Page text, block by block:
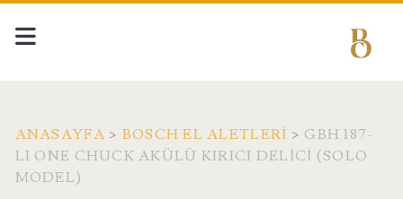
ANASAYFA > BOSCH EL ALETLERI > GBH 187-
LI ONE CHUCK AKÜLÜ KIRICI DELICI (SOLO
MODEL)